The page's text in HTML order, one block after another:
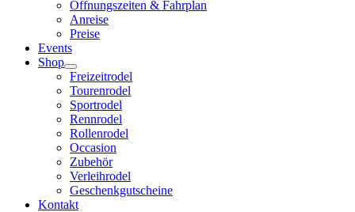
Öffnungszeiten & Fahrplan
Anreise
Preise
Events
Shop
Freizeitrodel
Tourenrodel
Sportrodel
Rennrodel
Rollenrodel
Occasion
Zubehör
Verleihrodel
Geschenkgutscheine
Kontakt